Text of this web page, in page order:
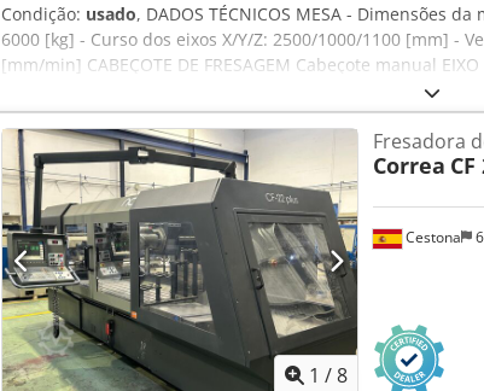
Condição: usado, DADOS TÉCNICOS MESA - Dimensões
6000 [kg] - Curso dos eixos X/Y/Z: 2500/1000/1100 [mm] -
[mm/min] CABEÇOTE DE FRESAGEM Cabeçote manual
* Rotação do eixo: 3000 [rpm] * Potência do motor do eixo:
trocador de ferramentas: Trocador de ferramentas de
PESO E DIMENSÕES - Espaço necessário: 6820/3800
máquina: 12500 [kg] ALIMENTAÇÃO ELÉTRICA - Tensão
HORAS DE FUNCIONAMENTO DA MÁQUINA - Horas
do eixo: 7638 [h] Cedpfsznd D Tjx Aiieha ACESSÓRIOS -
RS232/RJ45/USB - Programação Teach-In - Reservatório
pressão: 20 [bar] - Abastecimento interno de líquido de
1 /8
Cestona
Fresadora
Correa CF